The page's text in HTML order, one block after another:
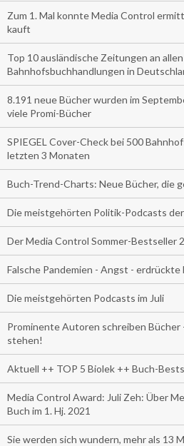
Zum 1. Mal konnte Media Control
kauft
Top 10 ausländische Zeitungen an
Bahnhofsbuchhandlungen in
8.191 neue Bücher wurden im
viele Promi-Bücher
SPIEGEL Cover-Check bei 500
letzten 3 Monaten
Buch-Trend-Charts: Neue Bücher, die
Die meistgehörten Politik-Podcasts
Der Media Control Sommer-Bestseller
Falsche Pandemien - Angst - erdrückte
Die meistgehörten Podcasts im Juli
Prominente Autoren schreiben Bücher
stehen!
Aktuell ++ TOP 5 Biolek ++ Buch-
Media Control Award: Juli Zeh: Über
Buch im 1. Hj. 2021
Sie werden sich wundern, mehr als 13